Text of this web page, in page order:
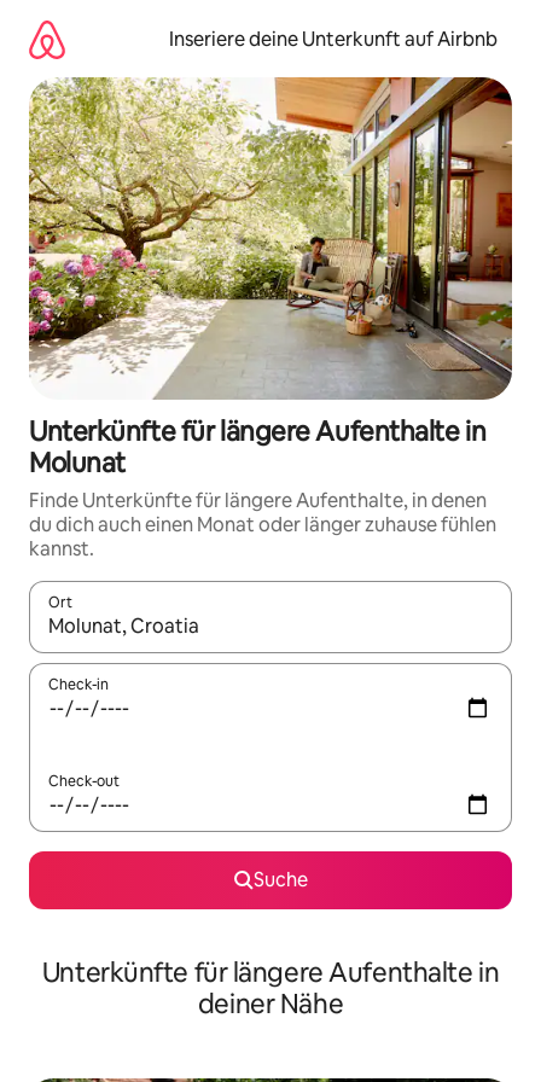
Inhalten
springen
Inseriere deine Unterkunft auf Airbnb
Unterkünfte für längere Aufenthalte in
Molunat
Finde Unterkünfte für längere Aufenthalte, in denen
du dich auch einen Monat oder länger zuhause fühlen
kannst.
Ort
Wenn Ergebnisse verfügbar sind, navigiere mit den
Check-in
Check-out
Suche
Unterkünfte für längere Aufenthalte in
deiner Nähe